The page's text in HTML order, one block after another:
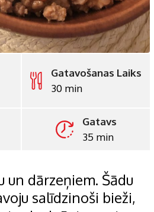
Gatavošanas Laiks
30 min
Gatavs
35 min
un dārzeņiem. Šādu
salīdzinoši bieži,